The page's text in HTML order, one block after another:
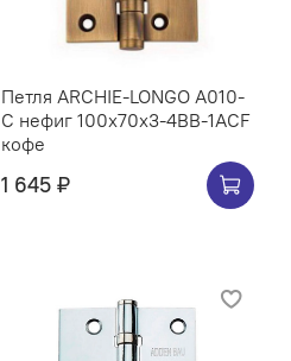
Петля ARCHIE-LONGO A010-
C нефиг 100x70x3-4BB-1ACF
кофе
1 645 ₽